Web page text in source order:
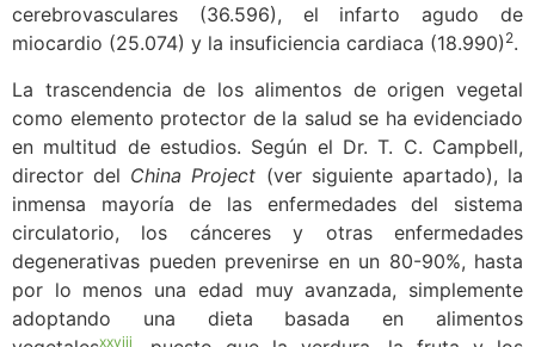
cerebrovasculares (36.596), el infarto agudo de
miocardio (25.074) y la insuficiencia cardiaca (18.990) 2.
La trascendencia de los alimentos de origen vegetal
como elemento protector de la salud se ha evidenciado
en multitud de estudios. Según el Dr. T. C. Campbell,
director del China Project (ver siguiente apartado), la
inmensa mayoría de las enfermedades del sistema
circulatorio, los cánceres y otras enfermedades
degenerativas pueden prevenirse en un 80-90%, hasta
por lo menos una edad muy avanzada, simplemente
adoptando una dieta basada en alimentos
xxviii